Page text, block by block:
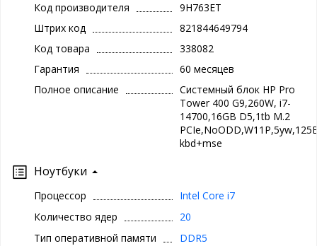
Код производителя
9H763ET
Штрих код
821844649794
Код товара
338082
Гарантия
60 месяцев
Полное описание
Системный блок HP Pro
Tower 400 G9,260W, i7-
14700,16GB D5,1tb M.2
kbd+mse
Ноутбуки
Процессор
Intel Core i7
Количество ядер
20
Тип оперативной памяти
DDR5